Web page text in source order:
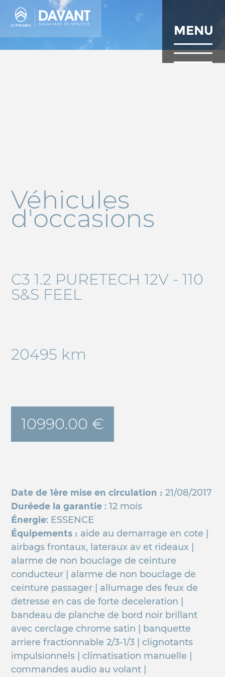
contenu
principal
MENU
Véhicules
d'occasions
C3 1.2 PURETECH 12V - 110
S&S FEEL
20495 km
10990.00 €
Date de 1ère mise en circulation :21/08/2017
Duréede la garantie : 12 mois
Énergie: ESSENCE
Équipements : aide au demarrage en cote |
airbags frontaux, lateraux av et rideaux |
alarme de non bouclage de ceinture
conducteur | alarme de non bouclage de
ceinture passager | allumage des feux de
detresse en cas de forte deceleration |
bandeau de planche de bord noir brillant
avec cerclage chrome satin | banquette
arriere fractionnable 2/3-1/3 | clignotants
impulsionnels | climatisation manuelle |
commandes audio au volant |